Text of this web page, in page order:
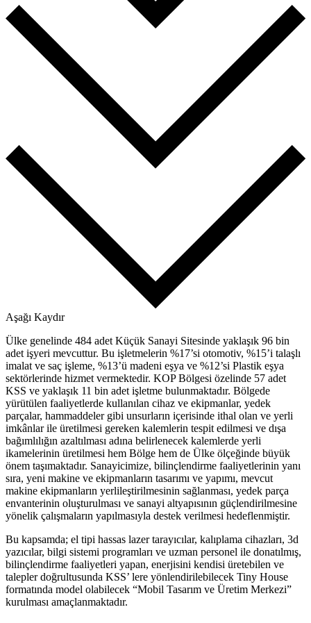
Aşağı Kaydır
Ülke genelinde 484 adet Küçük Sanayi Sitesinde yaklaşık 96 bin
adet işyeri mevcuttur. Bu işletmelerin %17’si otomotiv, %15’i talaşlı
imalat ve saç işleme, %13’ü madeni eşya ve %12’si Plastik eşya
sektörlerinde hizmet vermektedir. KOP Bölgesi özelinde 57 adet
KSS ve yaklaşık 11 bin adet işletme bulunmaktadır. Bölgede
yürütülen faaliyetlerde kullanılan cihaz ve ekipmanlar, yedek
parçalar, hammaddeler gibi unsurların içerisinde ithal olan ve yerli
imkânlar ile üretilmesi gereken kalemlerin tespit edilmesi ve dışa
bağımlılığın azaltılması adına belirlenecek kalemlerde yerli
ikamelerinin üretilmesi hem Bölge hem de Ülke ölçeğinde büyük
önem taşımaktadır. Sanayicimize, bilinçlendirme faaliyetlerinin yanı
sıra, yeni makine ve ekipmanların tasarımı ve yapımı, mevcut
makine ekipmanların yerlileştirilmesinin sağlanması, yedek parça
envanterinin oluşturulması ve sanayi altyapısının güçlendirilmesine
yönelik çalışmaların yapılmasıyla destek verilmesi hedeflenmiştir.
Bu kapsamda; el tipi hassas lazer tarayıcılar, kalıplama cihazları, 3d
yazıcılar, bilgi sistemi programları ve uzman personel ile donatılmış,
bilinçlendirme faaliyetleri yapan, enerjisini kendisi üretebilen ve
talepler doğrultusunda KSS’ lere yönlendirilebilecek Tiny House
formatında model olabilecek “Mobil Tasarım ve Üretim Merkezi”
kurulması amaçlanmaktadır.